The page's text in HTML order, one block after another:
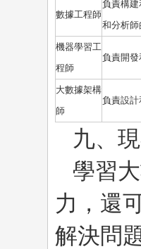
數據工程師
負責構
和分析
機器學習工
程師
負責開
大數據架構
師
負責設
九、
學習
力，還
解決問